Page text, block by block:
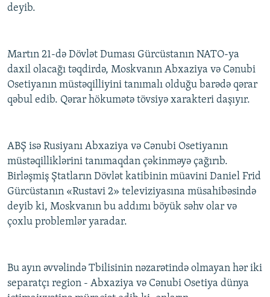
deyib.
Martın 21-də Dövlət Duması Gürcüstanın NATO-ya
daxil olacağı təqdirdə, Moskvanın Abxaziya və Cənubi
Osetiyanın müstəqilliyini tanımalı olduğu barədə qərar
qəbul edib. Qərar hökumətə tövsiyə xarakteri daşıyır.
ABŞ isə Rusiyanı Abxaziya və Cənubi Osetiyanın
müstəqilliklərini tanımaqdan çəkinməyə çağırıb.
Birləşmiş Ştatların Dövlət katibinin müavini Daniel Frid
Gürcüstanın «Rustavi 2» televiziyasına müsahibəsində
deyib ki, Moskvanın bu addımı böyük səhv olar və
çoxlu problemlər yaradar.
Bu ayın əvvəlində Tbilisinin nəzarətində olmayan hər iki
separatçı region - Abxaziya və Cənubi Osetiya dünya